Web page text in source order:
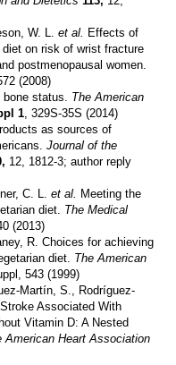
W. L. et al. Effects of
on risk of wrist fracture
postmenopausal women.
(2008)
status. The American
1 , 329S-35S (2014)
as sources of
Journal of the
12, 1812-3; author reply
C. L. et al. Meeting the
diet. The Medical
(2013)
R. Choices for achieving
diet. The American
543 (1999)
Martín, S., Rodríguez-
Associated With
Vitamin D: A Nested
American Heart Association